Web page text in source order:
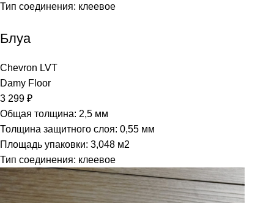
Тип соединения: клеевое
Блуа
Chevron LVT
Damy Floor
3 299 ₽
Общая толщина: 2,5 мм
Толщина защитного слоя: 0,55 мм
Площадь упаковки: 3,048 м2
Тип соединения: клеевое